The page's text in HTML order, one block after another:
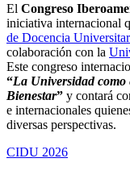
El Congreso
iniciativa internacional
de Docencia
colaboración con la
Este congreso
“La Universidad como
Bienestar” y contará
e internacionales
diversas perspectivas.
CIDU 2026